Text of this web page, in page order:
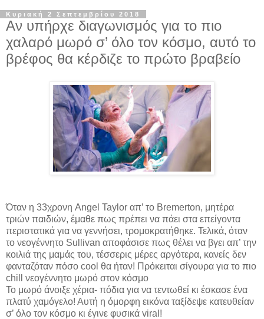
Κυριακή 2 Σεπτεμβρίου 2018
Αν υπήρχε διαγωνισμός για το πιο
χαλαρό μωρό σ’ όλο τον κόσμο, αυτό το
βρέφος θα κέρδιζε το πρώτο βραβείο
Όταν η 33χρονη Angel Taylor απ’ το Bremerton, μητέρα
τριών παιδιών, έμαθε πως πρέπει να πάει στα επείγοντα
περιστατικά για να γεννήσει, τρομοκρατήθηκε. Τελικά, όταν
το νεογέννητο Sullivan αποφάσισε πως θέλει να βγει απ’ την
κοιλιά της μαμάς του, τέσσερις μέρες αργότερα, κανείς δεν
φανταζόταν πόσο cool θα ήταν! Πρόκειται σίγουρα για το πιο
chill νεογέννητο μωρό στον κόσμο
Το μωρό άνοιξε χέρια- πόδια για να τεντωθεί κι έσκασε ένα
πλατύ χαμόγελο! Αυτή η όμορφη εικόνα ταξίδεψε κατευθείαν
σ’ όλο τον κόσμο κι έγινε φυσικά viral!